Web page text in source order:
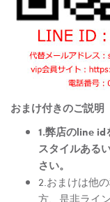
おまけ付きのご説明
1.弊店のline id
スタイルある
さい。
2.おまけは他
方、是非ライ